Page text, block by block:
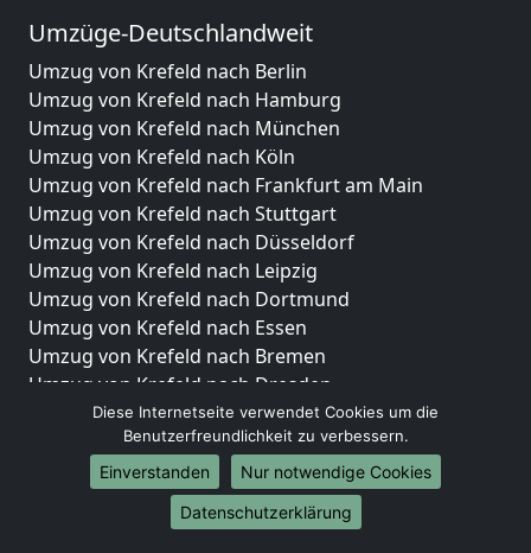
Umzüge-Deutschlandweit
Umzug von Krefeld nach Berlin
Umzug von Krefeld nach Hamburg
Umzug von Krefeld nach München
Umzug von Krefeld nach Köln
Umzug von Krefeld nach Frankfurt am Main
Umzug von Krefeld nach Stuttgart
Umzug von Krefeld nach Düsseldorf
Umzug von Krefeld nach Leipzig
Umzug von Krefeld nach Dortmund
Umzug von Krefeld nach Essen
Umzug von Krefeld nach Bremen
Umzug von Krefeld nach Dresden
Umzug von Krefeld nach Hannover
Umzug von Krefeld nach Nürnberg
Umzug von Krefeld nach Duisburg
Umzug von Krefeld nach Bochum
Umzug von Krefeld nach Wuppertal
Diese Internetseite verwendet Cookies um die
Benutzerfreundlichkeit zu verbessern.
Einverstanden
Nur notwendige Cookies
Datenschutzerklärung